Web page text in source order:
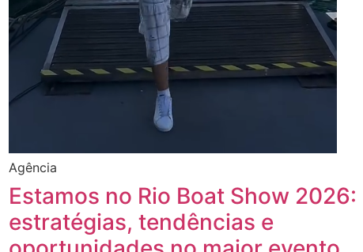
Agência
Estamos no Rio Boat Show 2026:
estratégias, tendências e